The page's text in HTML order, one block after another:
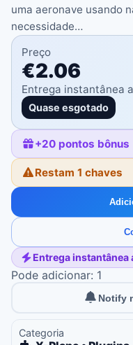
uma aeronave usando
necessidade…
Preço
€2.06
Entrega instantânea
Quase esgotado
+20 pontos bônus
Restam 1 chaves
Entrega instantânea
Pode adicionar: 1
Notify
Categoria